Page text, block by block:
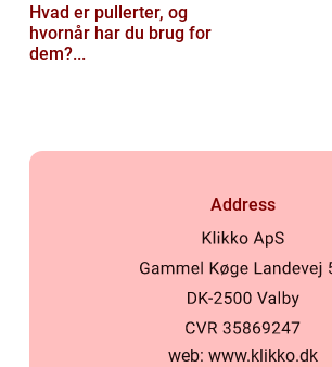
Hvad er pullerter, og
hvornår har du brug for
dem?...
Address
web: www.klikko.dk